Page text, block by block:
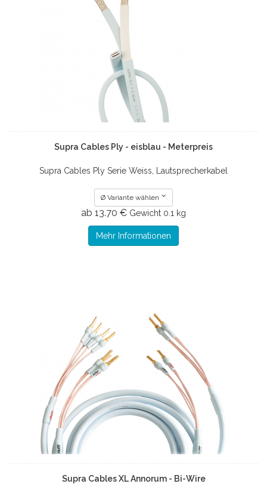
Supra Cables Ply - eisblau - Meterpreis
Supra Cables Ply Serie Weiss, Lautsprecherkabel
Ø Variante wählen
ab 13.70 € Gewicht 0.1 kg
Mehr Informationen
Supra Cables XL Annorum - Bi-Wire